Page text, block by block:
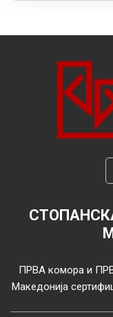
ПРВА комора и
Македонија